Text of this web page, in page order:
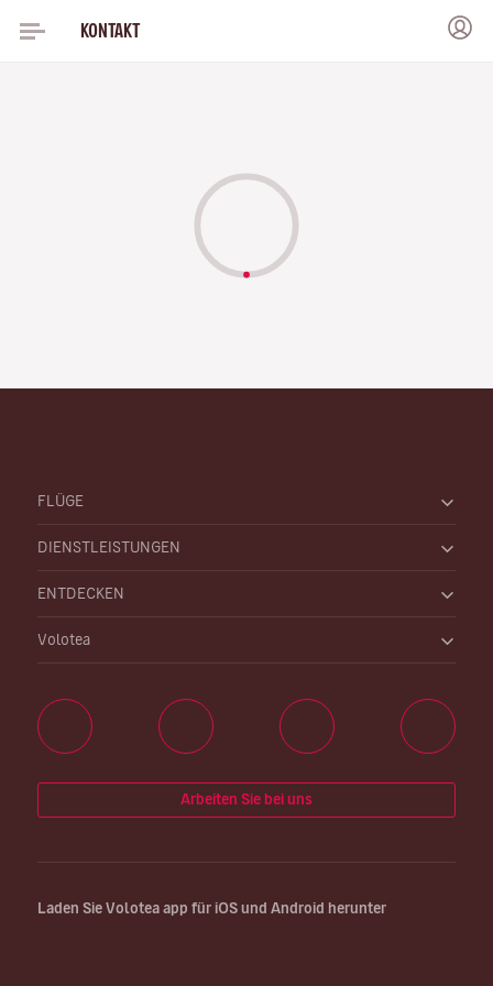
KONTAKT
FLÜGE
DIENSTLEISTUNGEN
ENTDECKEN
Volotea
Arbeiten Sie bei uns
Laden Sie Volotea app für iOS und Android herunter